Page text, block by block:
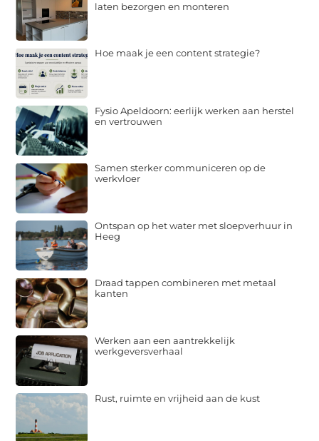
laten bezorgen en monteren
Hoe maak je een content strategie?
Fysio Apeldoorn: eerlijk werken aan herstel
en vertrouwen
Samen sterker communiceren op de
werkvloer
Ontspan op het water met sloepverhuur in
Heeg
Draad tappen combineren met metaal
kanten
Werken aan een aantrekkelijk
werkgeversverhaal
Rust, ruimte en vrijheid aan de kust